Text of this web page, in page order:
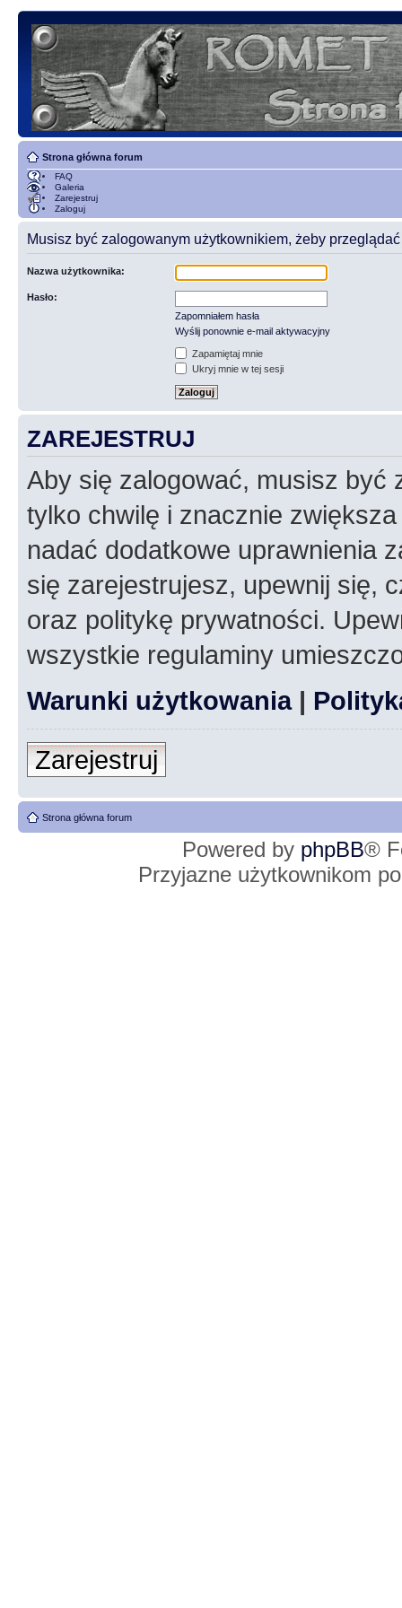
Strona główna forum
FAQ
Galeria
Zarejestruj
Zaloguj
Musisz być zalogowanym użytkownikiem, żeby przeglądać
Nazwa użytkownika:
Hasło:
Zapomniałem hasła
Wyślij ponownie e-mail aktywacyjny
Zapamiętaj mnie
Ukryj mnie w tej sesji
ZAREJESTRUJ
Aby się zalogować, musisz być
tylko chwilę i znacznie
nadać dodatkowe uprawnienia
się zarejestrujesz, upewnij się,
oraz politykę prywatności.
wszystkie regulaminy
Warunki użytkowania|
Zarejestruj
Strona główna forum
Powered by phpBB®
Przyjazne użytkownikom